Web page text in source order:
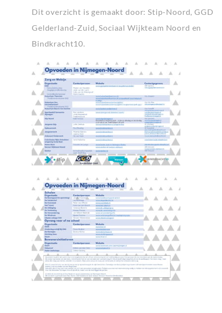
Dit overzicht is gemaakt door: Stip-Noord, GGD
Gelderland-Zuid, Sociaal Wijkteam Noord en
Bindkracht10.